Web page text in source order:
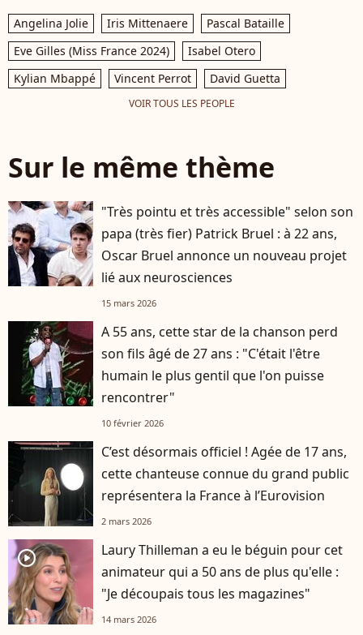
Angelina Jolie Iris Mittenaere
Pascal Bataille
Eve Gilles (Miss France 2024)
Isabel Otero
Kylian Mbappé
Vincent Perrot David Guetta
VOIR TOUS LES PEOPLE
Sur le même thème
"Très pointu et très accessible" selon son
papa (très fier) Patrick Bruel : à 22 ans,
Oscar Bruel annonce un nouveau projet
lié aux neurosciences
15 mars 2026
A 55 ans, cette star de la chanson perd
son fils âgé de 27 ans : "C'était l'être
humain le plus gentil que l'on puisse
rencontrer"
10 février 2026
C’est désormais officiel ! Agée de 17 ans,
cette chanteuse connue du grand public
représentera la France à l’Eurovision
2 mars 2026
player2
Laury Thilleman a eu le béguin pour cet
animateur qui a 50 ans de plus qu'elle :
"Je découpais tous les magazines"
14 mars 2026